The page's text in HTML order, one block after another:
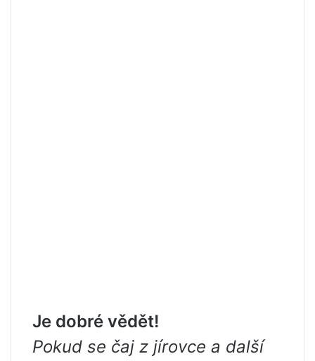
Je dobré vědět!
Pokud se čaj z jírovce a další